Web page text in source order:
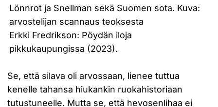
Lönnrot ja Snellman sekä Suomen sota. Kuva:
arvostelijan scannaus teoksesta
Erkki Fredrikson: Pöydän iloja
pikkukaupungissa (2023).
Se, että silava oli arvossaan, lienee tuttua
kenelle tahansa hiukankin ruokahistoriaan
tutustuneelle. Mutta se, että hevosenlihaa ei